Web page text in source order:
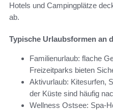
Hotels und Campingplätze
ab.
Typische Urlaubsformen an
Familienurlaub: flache
Freizeitparks bieten
Aktivurlaub: Kitesurfen,
der Küste sind häufig
Wellness Ostsee: Spa-